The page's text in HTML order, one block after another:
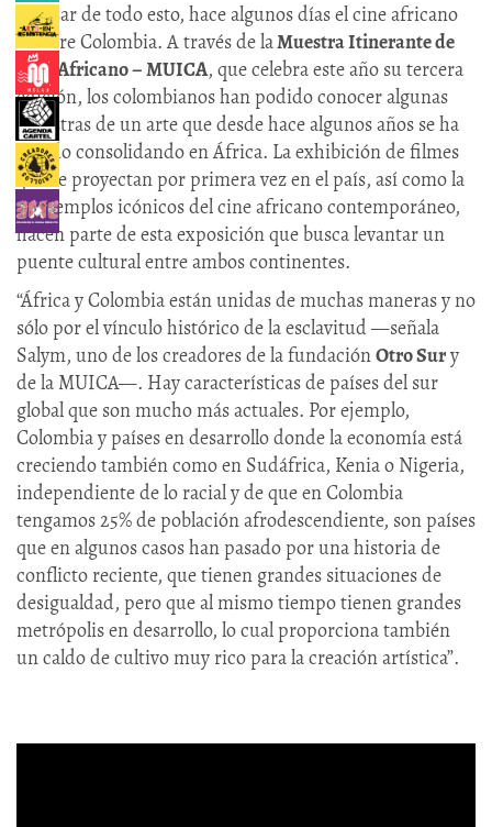
A pesar de todo esto, hace algunos días el cine africano
recorre Colombia. A través de laMuestra Itinerante de
Cine Africano – MUICA, que celebra este año su tercera
edición, los colombianos han podido conocer algunas
muestras de un arte que desde hace algunos años se ha
venido consolidando en África. La exhibición de filmes
que se proyectan por primera vez en el país, así como la
de ejemplos icónicos del cine africano contemporáneo,
hacen parte de esta exposición que busca levantar un
puente cultural entre ambos continentes.
“África y Colombia están unidas de muchas maneras y no
sólo por el vínculo histórico de la esclavitud —señala
Salym, uno de los creadores de la fundaciónOtro Sury
de la MUICA—. Hay características de países del sur
global que son mucho más actuales. Por ejemplo,
Colombia y países en desarrollo donde la economía está
creciendo también como en Sudáfrica, Kenia o Nigeria,
independiente de lo racial y de que en Colombia
tengamos 25% de población afrodescendiente, son países
que en algunos casos han pasado por una historia de
conflicto reciente, que tienen grandes situaciones de
desigualdad, pero que al mismo tiempo tienen grandes
metrópolis en desarrollo, lo cual proporciona también
un caldo de cultivo muy rico para la creación artística”.